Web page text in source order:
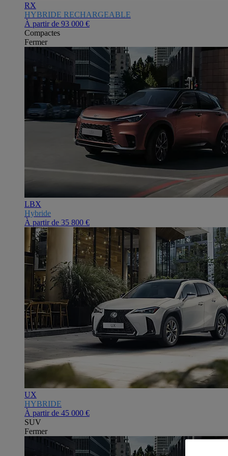
RX
HYBRIDE RECHARGEABLE
À partir de 93 000 €
Compactes
Fermer
LBX
Hybride
À partir de 35 800 €
UX
HYBRIDE
À partir de 45 000 €
SUV
Fermer